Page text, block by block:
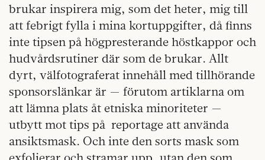
brukar inspirera mig, som det heter, mig till
att febrigt fylla i mina kortuppgifter, då finns
inte tipsen på högpresterande höstkappor och
hudvårdsrutiner där som de brukar. Allt
dyrt, välfotograferat innehåll med tillhörande
sponsorslänkar är — förutom artiklarna om
att lämna plats åt etniska minoriteter —
utbytt mot tips på reportage att använda
ansiktsmask. Och inte den sorts mask som